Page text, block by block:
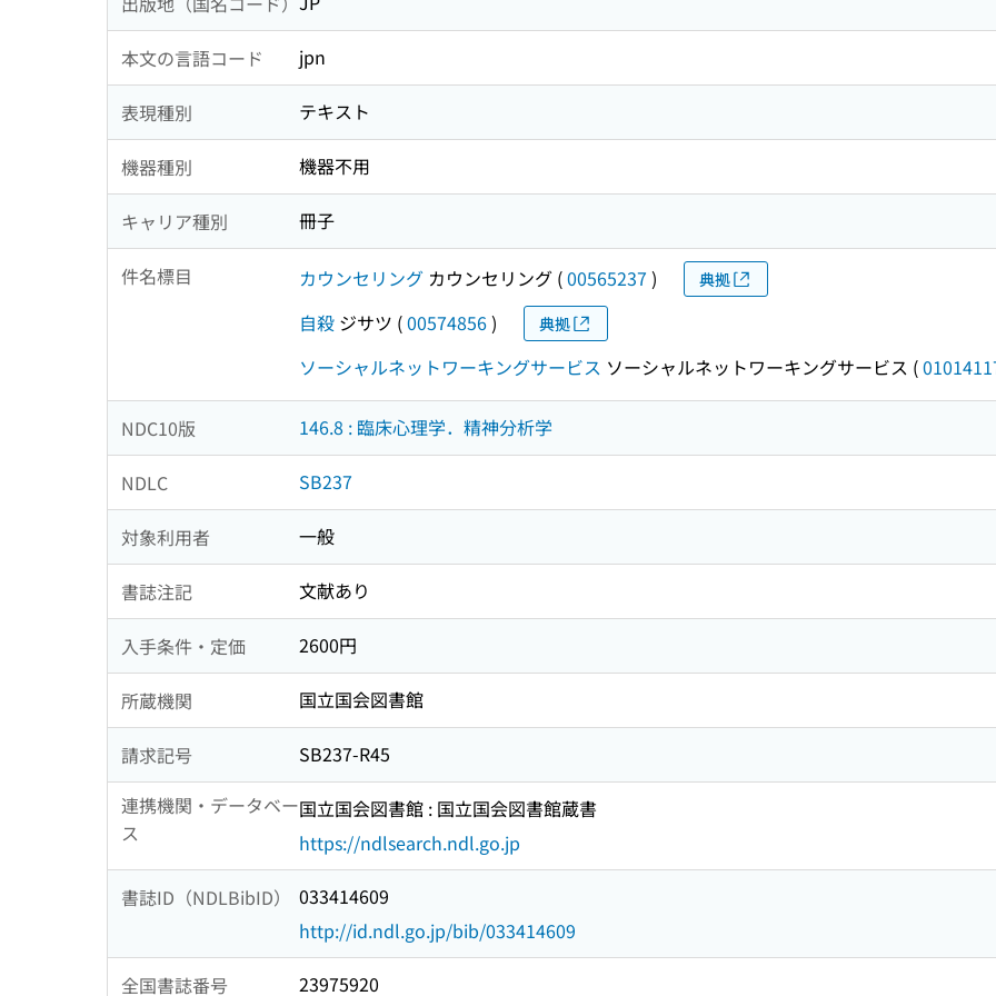
本文の言語コード jpn
表現種別 テキスト
機器種別 機器不用
キャリア種別 冊子
件名標目 カウンセリング カウンセリング (00565237 ) 典拠
自殺 ジサツ (00574856) 典拠
ソーシャルネットワーキングサービス ソーシャルネットワーキングサービス (
NDC10版 146.8 : 臨床心理学．精神分析学
NDLC SB237
対象利用者 一般
書誌注記 文献あり
入手条件・定価 2600円
所蔵機関 国立国会図書館
請求記号
SB237-R45
連携機関・データベー
ス
国立国会図書館 : 国立国会図書館蔵書
https://ndlsearch.ndl.go.jp
書誌ID（NDLBibID）
033414609
http://id.ndl.go.jp/bib/033414609
全国書誌番号 23975920